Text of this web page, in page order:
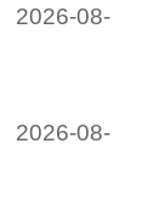
2026-08-
2026-08-